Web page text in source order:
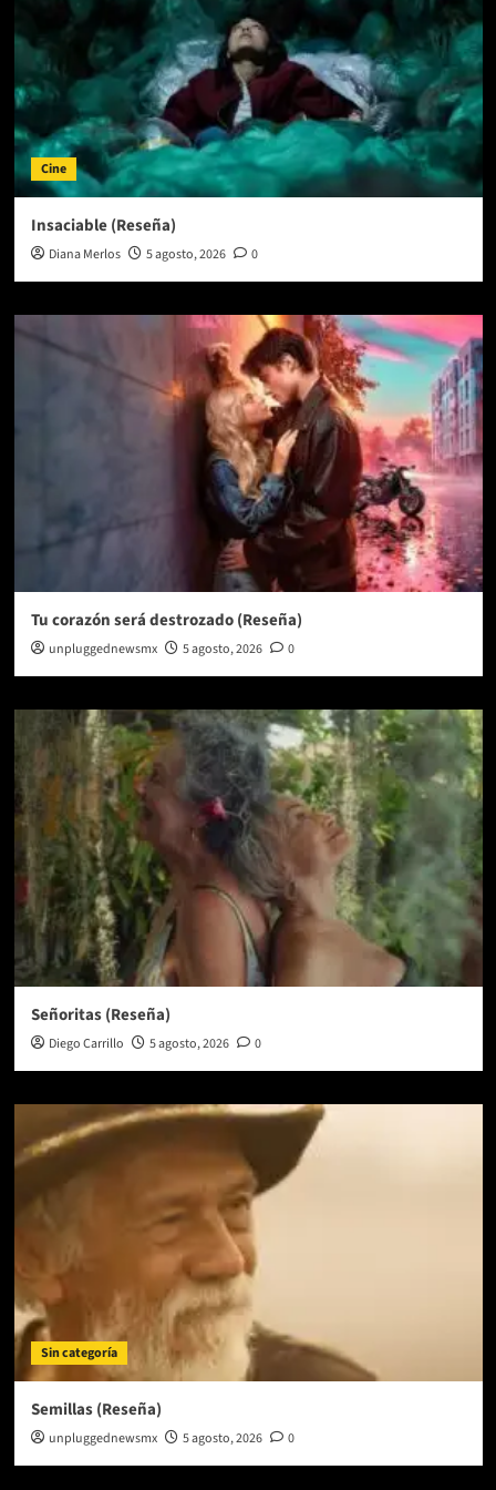
Cine
Insaciable (Reseña)
Diana Merlos 5 agosto, 2026 0
Tu corazón será destrozado (Reseña)
unpluggednewsmx 5 agosto, 2026 0
Señoritas (Reseña)
Diego Carrillo 5 agosto, 2026 0
Sin categoría
Semillas (Reseña)
unpluggednewsmx 5 agosto, 2026 0